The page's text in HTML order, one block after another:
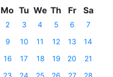
Mo Tu We Th Fr Sa
2 3 4 5 6
7
9 10 11 12 13
14
16 17 18 19 20
21